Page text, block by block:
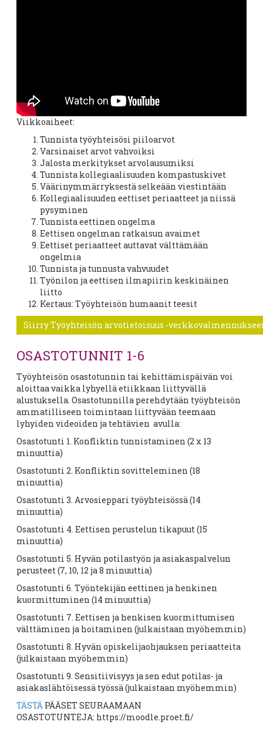
Viikkoaiheet:
Tunnista työyhteisösi piiloarvot
Varsinaiset arvot vahvoiksi
Jalosta merkitykset arvolausumiksi
Tunnista kollegiaalisuuden kompastuskivet
Väärinymmärryksestä selkeään viestintään
Kollegiaalisuuden eettiset periaatteet ja niissä
pysyminen
Tunnista eettinen ongelma
Eettisen ongelman ratkaisun avaimet
Eettiset periaatteet auttavat välttämään
ongelmia
Tunnista ja tunnusta vahvuudet
Työnilon ja eettisen ilmapiirin keskinäinen
liitto
Kertaus: Työyhteisön humaanit teesit
Siirry Työyhteisön arvotietoisuus -
OSASTOTUNNIT 1-6
Työyhteisön osastotunnin tai kehittämispäivän voi
aloittaa vaikka lyhyellä etiikkaan liittyvällä
alustuksella. Osastotunnilla perehdytään työyhteisön
ammatilliseen toimintaan liittyvään teemaan
lyhyiden videoiden ja tehtävien avulla:
Osastotunti 1. Konfliktin tunnistaminen (2 x 13
minuuttia)
Osastotunti 2. Konfliktin sovitteleminen (18
minuuttia)
Osastotunti 3. Arvosieppari työyhteisössä (14
minuuttia)
Osastotunti 4. Eettisen perustelun tikapuut (15
minuuttia)
Osastotunti 5. Hyvän potilastyön ja asiakaspalvelun
perusteet (7, 10, 12 ja 8 minuuttia)
Osastotunti 6. Työntekijän eettinen ja henkinen
kuormittuminen (14 minuuttia)
Osastotunti 7. Eettisen ja henkisen kuormittumisen
välttäminen ja hoitaminen (julkaistaan myöhemmin)
Osastotunti 8. Hyvän opiskelijaohjauksen periaatteita
(julkaistaan myöhemmin)
Osastotunti 9. Sensitiivisyys ja sen edut potilas- ja
asiakaslähtöisessä työssä (julkaistaan myöhemmin)
TÄSTÄ PÄÄSET SEURAAMAAN
OSASTOTUNTEJA: https://moodle.proet.fi/